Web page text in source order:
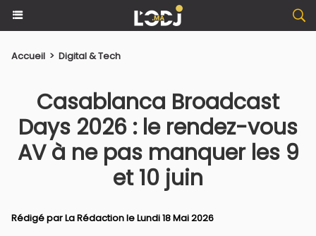
Accueil > Digital & Tech
Casablanca Broadcast
Days 2026 : le rendez-vous
AV à ne pas manquer les 9
et 10 juin
Rédigé par La Rédaction le Lundi 18 Mai 2026